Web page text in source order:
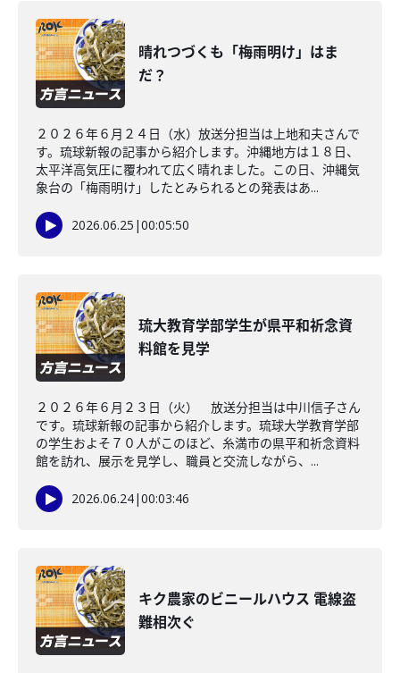
晴れつづくも「梅雨明け」はま
だ？
２０２６年６月２４日（水）放送分担当は上地和夫さんで
す。琉球新報の記事から紹介します。沖縄地方は１８日、
太平洋高気圧に覆われて広く晴れました。この日、沖縄気
象台の「梅雨明け」したとみられるとの発表はあ...
2026.06.25 |00:05:50
琉大教育学部学生が県平和祈念資
料館を見学
２０２６年６月２３日（火） 放送分担当は中川信子さん
です。琉球新報の記事から紹介します。琉球大学教育学部
の学生およそ７０人がこのほど、糸満市の県平和祈念資料
館を訪れ、展示を見学し、職員と交流しながら、...
2026.06.24|00:03:46
キク農家のビニールハウス 電線盗
難相次ぐ